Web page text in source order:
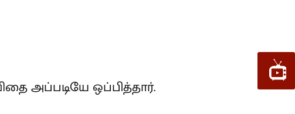
அப்படியே ஒப்பித்தார்.